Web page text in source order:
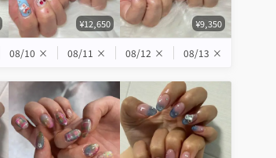
¥12,650 ¥9,350
08/10 × 08/11 × 08/12 × 08/13 ×